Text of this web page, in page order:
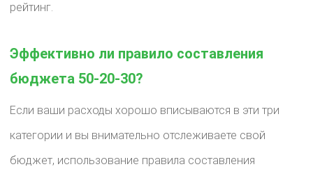
рейтинг.
Эффективно ли правило составления
бюджета 50-20-30?
Если ваши расходы хорошо вписываются в эти три
категории и вы внимательно отслеживаете свой
бюджет, использование правила составления